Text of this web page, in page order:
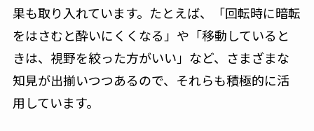
果も取り入れています。たとえば、「回転時に暗転
をはさむと酔いにくくなる」や「移動していると
きは、視野を絞った方がいい」など、さまざまな
知見が出揃いつつあるので、それらも積極的に活
用しています。